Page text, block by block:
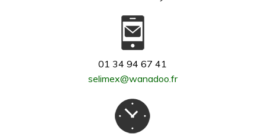
01 34 94 67 41
selimex@wanadoo.fr